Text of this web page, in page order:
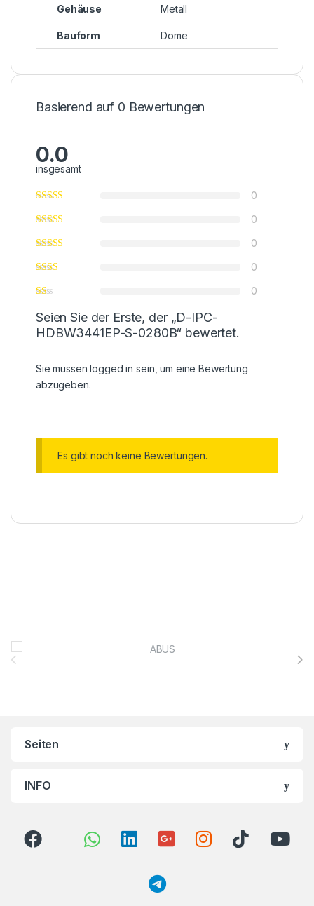
Gehäuse Metall
Bauform Dome
Basierend auf 0 Bewertungen
0.0
insgesamt
0
0
0
0
0
Seien Sie der Erste, der „D-IPC-
HDBW3441EP-S-0280B“ bewertet.
Sie müssenlogged in sein, um eine Bewertung
abzugeben.
Es gibt noch keine Bewertungen.
Brands Carousel
Seiten
INFO